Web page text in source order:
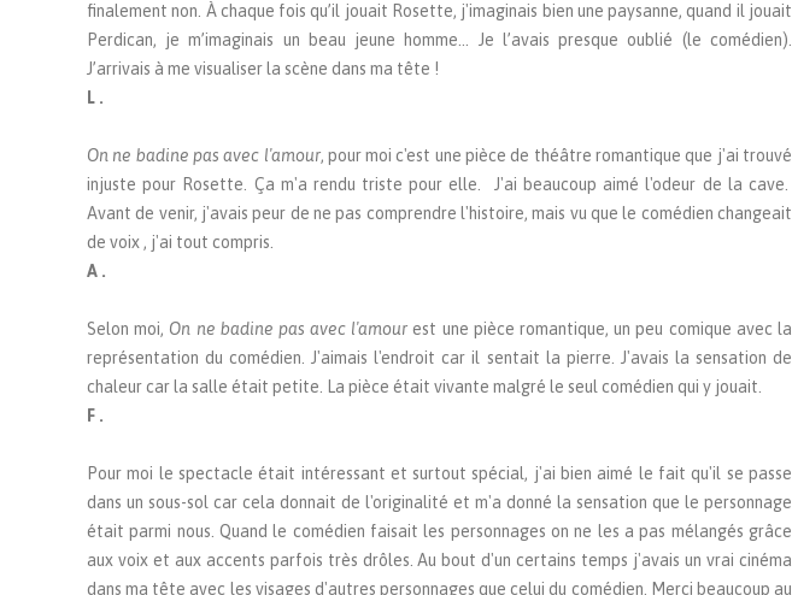
finalement non. À chaque fois qu’il jouait Rosette, j'imaginais bien une paysanne, quand il jouait
Perdican, je m’imaginais un beau jeune homme... Je l’avais presque oublié (le comédien).
J’arrivais à me visualiser la scène dans ma tête !
L .
On ne badine pas avec l'amour, pour moi c'est une pièce de théâtre romantique que j'ai trouvé
injuste pour Rosette. Ça m'a rendu triste pour elle. J'ai beaucoup aimé l'odeur de la cave.
Avant de venir, j'avais peur de ne pas comprendre l'histoire, mais vu que le comédien changeait
de voix , j'ai tout compris.
A .
Selon moi, On ne badine pas avec l'amour est une pièce romantique, un peu comique avec la
représentation du comédien. J'aimais l'endroit car il sentait la pierre. J'avais la sensation de
chaleur car la salle était petite. La pièce était vivante malgré le seul comédien qui y jouait.
F .
Pour moi le spectacle était intéressant et surtout spécial, j'ai bien aimé le fait qu'il se passe
dans un sous-sol car cela donnait de l'originalité et m'a donné la sensation que le personnage
était parmi nous. Quand le comédien faisait les personnages on ne les a pas mélangés grâce
aux voix et aux accents parfois très drôles. Au bout d'un certains temps j'avais un vrai cinéma
dans ma tête avec les visages d'autres personnages que celui du comédien. Merci beaucoup au